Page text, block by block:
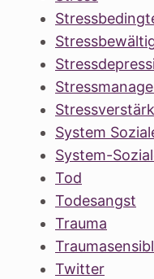
System
System-
Tod
Todesangst
Trauma
Twitter